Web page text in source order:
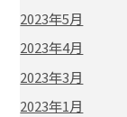
2023年5月
2023年4月
2023年3月
2023年1月